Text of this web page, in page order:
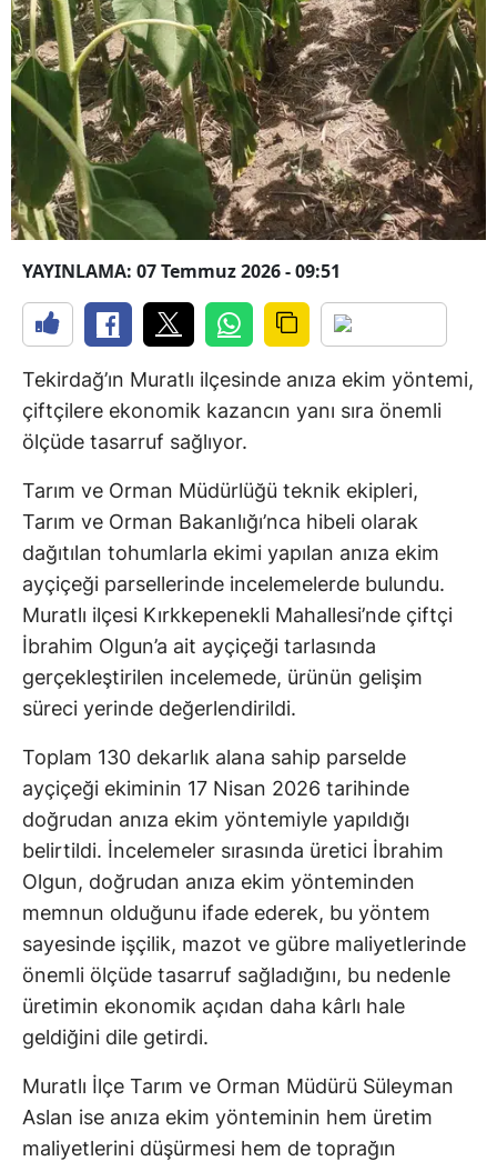
YAYINLAMA: 07 Temmuz 2026 - 09:51
Tekirdağ’ın Muratlı ilçesinde anıza ekim yöntemi,
çiftçilere ekonomik kazancın yanı sıra önemli
ölçüde tasarruf sağlıyor.
Tarım ve Orman Müdürlüğü teknik ekipleri,
Tarım ve Orman Bakanlığı’nca hibeli olarak
dağıtılan tohumlarla ekimi yapılan anıza ekim
ayçiçeği parsellerinde incelemelerde bulundu.
Muratlı ilçesi Kırkkepenekli Mahallesi’nde çiftçi
İbrahim Olgun’a ait ayçiçeği tarlasında
gerçekleştirilen incelemede, ürünün gelişim
süreci yerinde değerlendirildi.
Toplam 130 dekarlık alana sahip parselde
ayçiçeği ekiminin 17 Nisan 2026 tarihinde
doğrudan anıza ekim yöntemiyle yapıldığı
belirtildi. İncelemeler sırasında üretici İbrahim
Olgun, doğrudan anıza ekim yönteminden
memnun olduğunu ifade ederek, bu yöntem
sayesinde işçilik, mazot ve gübre maliyetlerinde
önemli ölçüde tasarruf sağladığını, bu nedenle
üretimin ekonomik açıdan daha kârlı hale
geldiğini dile getirdi.
Muratlı İlçe Tarım ve Orman Müdürü Süleyman
Aslan ise anıza ekim yönteminin hem üretim
maliyetlerini düşürmesi hem de toprağın